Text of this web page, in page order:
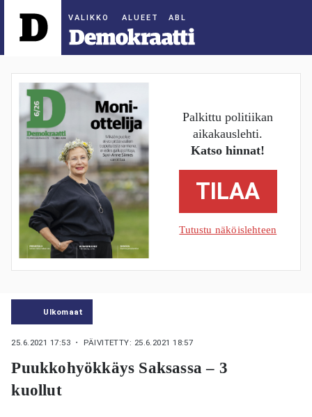
ALUEET
Palkittu politiikan
aikakauslehti.
Katso hinnat!
TILAA
Tutustu näköislehteen
Ulkomaat
25.6.2021 17:53 ・ PÄIVITETTY: 25.6.2021 18:57
Puukkohyökkäys Saksassa – 3
kuollut